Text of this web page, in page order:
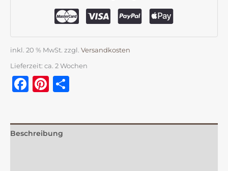
inkl. 20 % MwSt. zzgl. Versandkosten
Lieferzeit: ca. 2 Wochen
Facebook
Pinterest
Beschreibung